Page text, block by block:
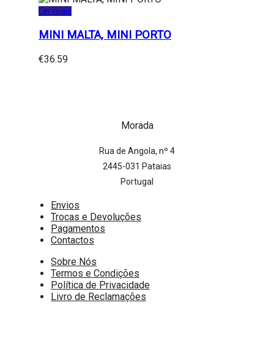
Ler mais
MINI MALTA, MINI PORTO
€36.59
Morada
Rua de Angola, nº 4
2445-031 Pataias
Portugal
Envios
Trocas e Devoluções
Pagamentos
Contactos
Sobre Nós
Termos e Condições
Política de Privacidade
Livro de Reclamações